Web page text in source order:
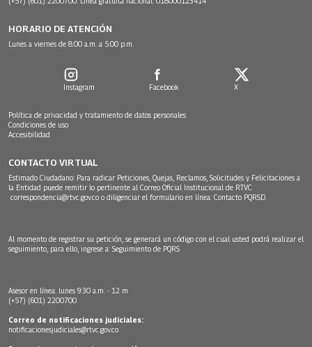
HORARIO DE ATENCIÓN
Lunes a viernes de 8:00 a.m. a 5:00 p.m.
Instagram Facebook X
Política de privacidad y tratamiento de datos personales
Condiciones de uso
Accesibilidad
CONTACTO VIRTUAL
Estimado Ciudadano: Para radicar Peticiones, Quejas, Reclamos, Solicitudes y Felicitaciones a
la Entidad puede remitir lo pertinente al Correo Oficial Institucional de RTVC
correspondencia@rtvc.gov.co o diligenciar el formulario en línea: Contacto PQRSD.
Al momento de registrar su petición, se generará un código con el cual usted podrá realizar el
seguimiento, para ello, ingrese a: Seguimiento de PQRS
Asesor en línea: lunes 9:30 a.m. - 12 m
(+57) (601) 2200700
Correo de notificaciones judiciales:
notificacionesjudiciales@rtvc.gov.co